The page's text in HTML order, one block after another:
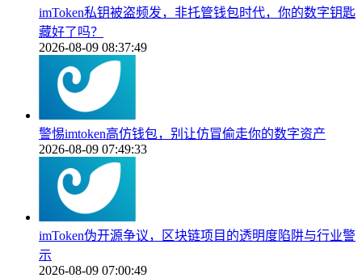
imToken私钥被盗频发，非托管钱包时代，你的数字钥匙
藏好了吗？
2026-08-09 08:37:49
警惕imtoken高仿钱包，别让仿冒偷走你的数字资产
2026-08-09 07:49:33
imToken伪开源争议，区块链项目的透明度陷阱与行业警
示
2026-08-09 07:00:49